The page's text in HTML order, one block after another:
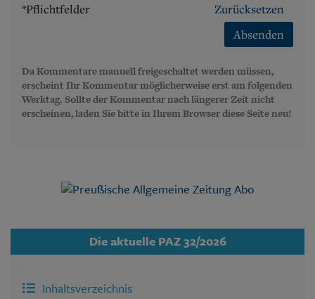
*Pflichtfelder
Zurücksetzen
Absenden
Da Kommentare manuell freigeschaltet werden müssen,
erscheint Ihr Kommentar möglicherweise erst am folgenden
Werktag. Sollte der Kommentar nach längerer Zeit nicht
erscheinen, laden Sie bitte in Ihrem Browser diese Seite neu!
Die aktuelle PAZ 32/2026
Inhaltsverzeichnis